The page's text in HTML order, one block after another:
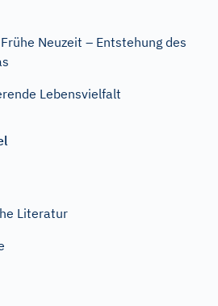
Neuzeit – Entstehung des
Lebensvielfalt
Literatur